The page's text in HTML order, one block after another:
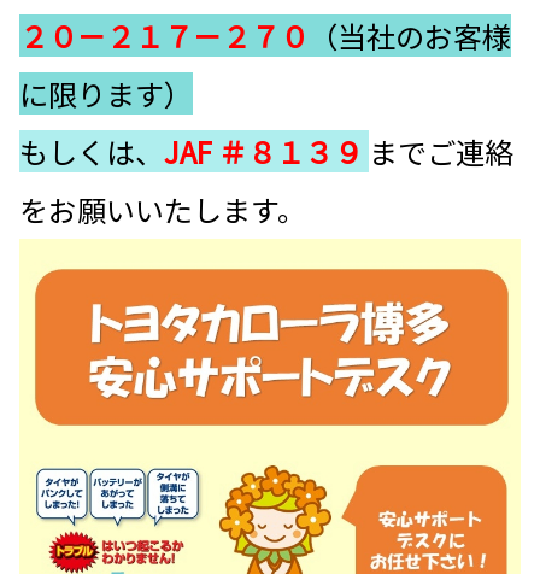
２０－２１７－２７０ （当社のお客様
に限ります）
もしくは、 JAF ＃８１３９ までご連絡
をお願いいたします。